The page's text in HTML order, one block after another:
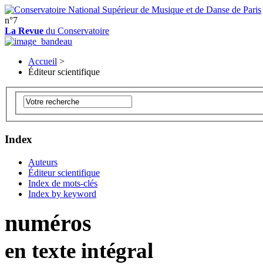
n°7
La Revue du Conservatoire
Accueil >
Éditeur scientifique
Index
Auteurs
Éditeur scientifique
Index de mots-clés
Index by keyword
numéros
en texte intégral